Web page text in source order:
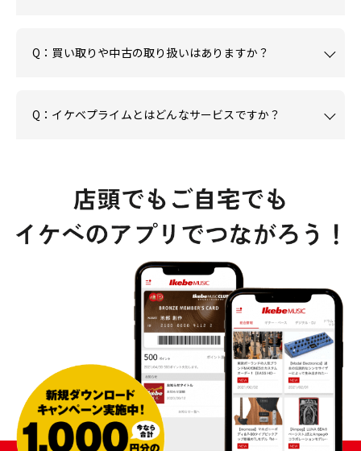
Q：買い取りや中古の取り扱いはありますか？
Q：イケベプライムとはどんなサービスですか？